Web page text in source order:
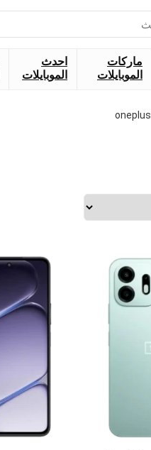
ماركات
الموبايلات
احدث
الموبايلات
oneplus